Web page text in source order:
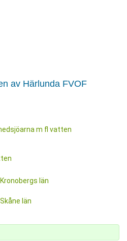
av Härlunda FVOF
m fl vatten
län
län